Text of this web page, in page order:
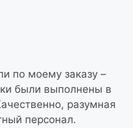
по моему заказу –
были выполнены в
разумная
персонал.